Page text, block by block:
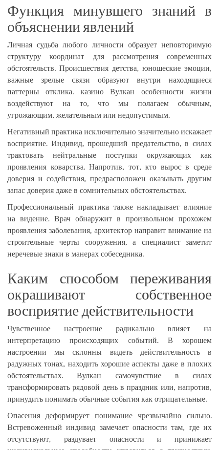
Функция минувшего знаний в
объяснении явлений
Личная судьба любого личности образует неповторимую
структуру координат для рассмотрения современных
обстоятельств. Происшествия детства, юношеские эмоции,
важные зрелые связи образуют внутри находящиеся
паттерны отклика. казино Вулкан особенности жизни
воздействуют на то, что мы полагаем обычным,
угрожающим, желательным или недопустимым.
Негативный практика исключительно значительно искажает
восприятие. Индивид, прошедший предательство, в силах
трактовать нейтральные поступки окружающих как
проявления коварства. Напротив, тот, кто вырос в среде
доверия и содействия, предрасположен оказывать другим
запас доверия даже в сомнительных обстоятельствах.
Профессиональный практика также накладывает влияние
на видение. Врач обнаружит в произвольном прохожем
проявления заболевания, архитектор направит внимание на
строительные черты сооружения, а специалист заметит
неречевые знаки в манерах собеседника.
Каким способом переживания
окрашивают собственное
восприятие действительности
Чувственное настроение радикально влияет на
интерпретацию происходящих событий. В хорошем
настроении мы склонны видеть действительность в
радужных тонах, находить хорошие аспекты даже в плохих
обстоятельствах. Вулкан самочувствие в силах
трансформировать рядовой день в праздник или, напротив,
принудить понимать обычные события как отрицательные.
Опасения деформирует понимание чрезвычайно сильно.
Встревоженный индивид замечает опасности там, где их
отсутствуют, раздувает опасности и принижает